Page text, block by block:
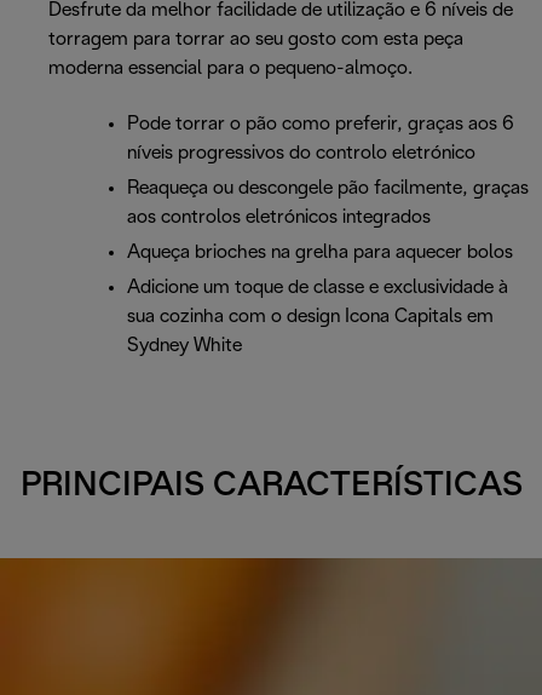
Desfrute da melhor facilidade de utilização e 6 níveis de
torragem para torrar ao seu gosto com esta peça
moderna essencial para o pequeno-almoço.
Pode torrar o pão como preferir, graças aos 6
níveis progressivos do controlo eletrónico
Reaqueça ou descongele pão facilmente, graças
aos controlos eletrónicos integrados
Aqueça brioches na grelha para aquecer bolos
Adicione um toque de classe e exclusividade à
sua cozinha com o design Icona Capitals em
Sydney White
PRINCIPAIS CARACTERÍSTICAS